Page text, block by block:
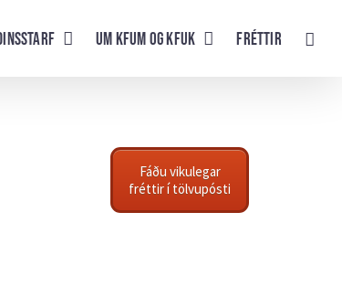
UM KFUM og KFUK Fréttir
Fáðu vikulegar
fréttir í tölvupósti